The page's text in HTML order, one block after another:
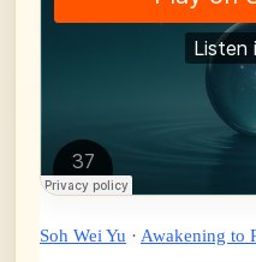
Soh Wei Yu · Awakening to